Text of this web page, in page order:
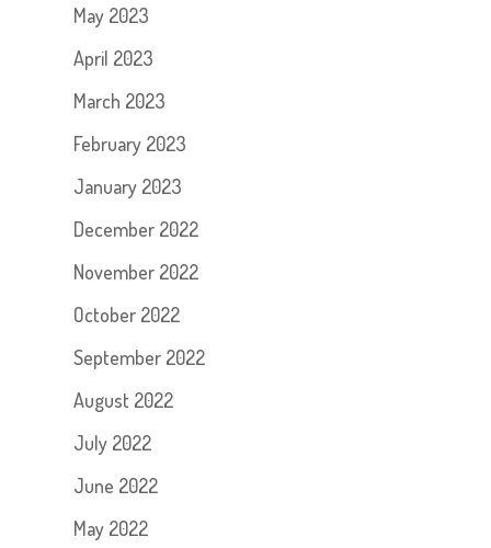
May 2023
April 2023
March 2023
February 2023
January 2023
December 2022
November 2022
October 2022
September 2022
August 2022
July 2022
June 2022
May 2022